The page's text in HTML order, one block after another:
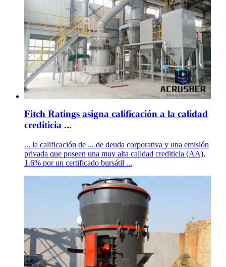
Fitch Ratings asigna calificación a la calidad
crediticia ...
... la calificación de ... de deuda corporativa y una emisión
privada que poseen una muy alta calidad crediticia (AA),
1.6% por un certificado bursátil ...